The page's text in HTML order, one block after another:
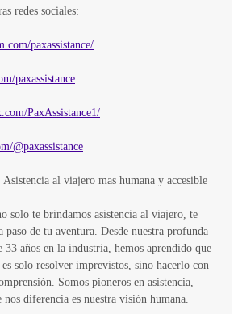
redes sociales:
paxassistance/
paxassistance
PaxAssistance1/
@paxassistance
al viajero mas humana y accesible
solo te brindamos asistencia al viajero, te
paso de tu aventura. Desde nuestra profunda
33 años en la industria, hemos aprendido que
solo resolver imprevistos, sino hacerlo con
Somos pioneros en asistencia,
diferencia es nuestra visión humana.